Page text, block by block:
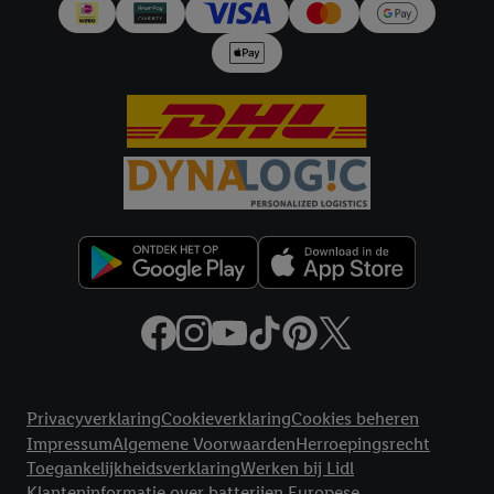
PrivacyverklaringCookieverklaringCookies beheren
ImpressumAlgemene VoorwaardenHerroepingsrecht
ToegankelijkheidsverklaringWerken bij Lidl
en Lidl-diensten, met behulp van jouw gehashte e-mailadres en
met eventuele andere identifiers of met identifiers waarover
Criteo S.A. beschikt, aan jou kunnen worden toegewezen.
vergelijkbare technieken en met welke verwerkingsdoeleinden
je instemt. Verder kan je er meer informatie vinden over de
gegevensverwerking.
Door te klikken op "Weigeren", kies je voor de optie dat er enkel
worden gebruikt.
Door op "Akkoord" te klikken, stem je in met alle verwerkingen
inclusief over de opslagperiode van de gegevens en je recht om
jouw toestemming op elk gewenst moment in te trekken, vind je
wij inzetten.